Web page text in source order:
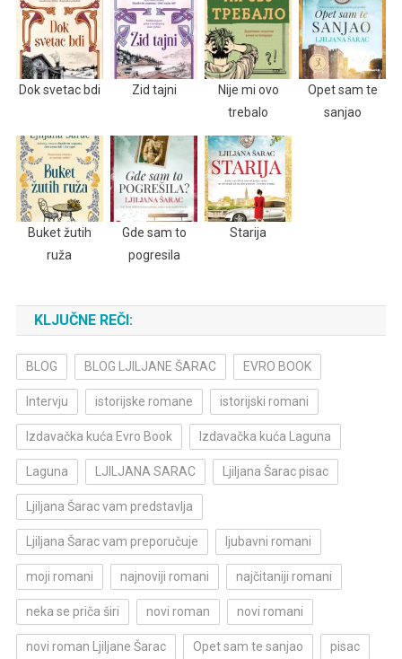
Dok svetac bdi Zid tajni
Nije mi ovo
trebalo
Opet sam te
sanjao
Buket žutih
ruža
Gde sam to
pogresila
Starija
KLJUČNE REČI:
BLOG BLOG LJILJANE ŠARAC EVRO BOOK
Intervju istorijske romane istorijski romani
Izdavačka kuća Evro Book Izdavačka kuća Laguna
Laguna LJILJANA SARAC Ljiljana Šarac pisac
Ljiljana Šarac vam predstavlja
Ljiljana Šarac vam preporučuje ljubavni romani
moji romani najnoviji romani najčitaniji romani
neka se priča širi novi roman novi romani
novi roman Ljiljane Šarac Opet sam te sanjao pisac